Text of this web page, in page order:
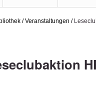
/Veranstaltungen /